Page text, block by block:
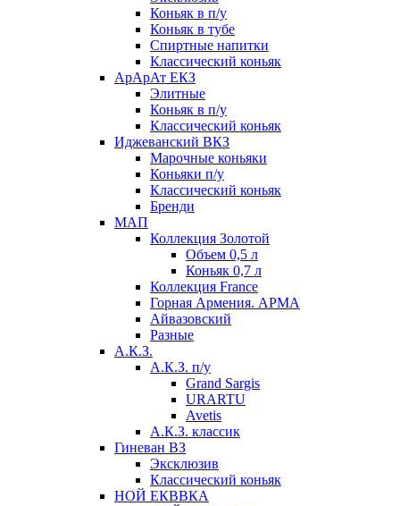
Коньяк в п/у
Коньяк в тубе
Спиртные напитки
Классический коньяк
АрАрАт ЕКЗ
Элитные
Коньяк в п/у
Классический коньяк
Иджеванский ВКЗ
Марочные коньяки
Коньяки п/у
Классический коньяк
Бренди
МАП
Коллекция Золотой
Объем 0,5 л
Коньяк 0,7 л
Коллекция France
Горная Армения. АРМА
Айвазовский
Разные
А.К.З.
А.К.З. п/у
Grand Sargis
URARTU
Avetis
А.К.З. классик
Гиневан ВЗ
Эксклюзив
Классический коньяк
НОЙ ЕКВВКА